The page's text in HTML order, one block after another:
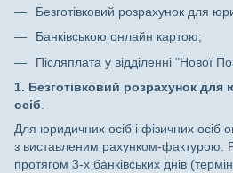
Безготівковий розрахунок для
Банківською онлайн картою;
Післяплата у відділенні "Нової
1. Безготівковий розрахунок для
осіб
Для юридичних осіб і фізичних осіб
з виставленим рахунком-фактурою.
протягом 3-х банківських днів